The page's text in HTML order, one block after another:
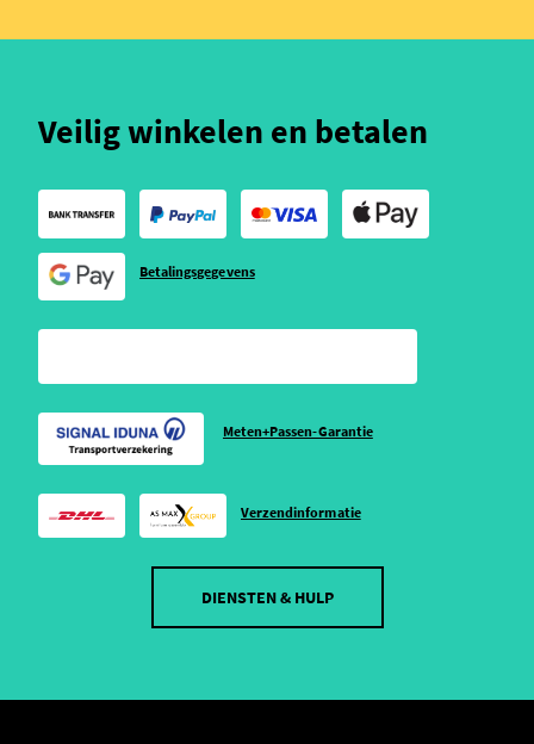
Veilig winkelen en betalen
Betalingsgegevens
Meten+Passen-Garantie
Verzendinformatie
DIENSTEN & HULP